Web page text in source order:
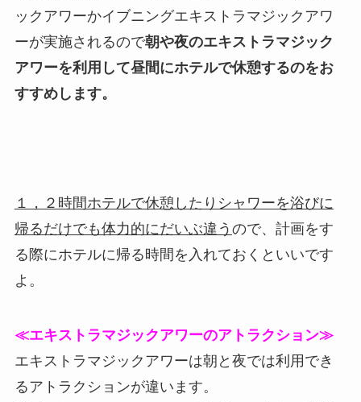
ックアワーかイブニングエキストラマジックアワ
ーが実施されるので朝や夜のエキストラマジック
アワーを利用して昼間にホテルで休憩するのをお
すすめします。
１，２時間ホテルで休憩したりシャワーを浴びに
帰るだけでも体力的にだいぶ違う ので、計画をす
る際にホテルに帰る時間を入れておくといいです
よ。
≪エキストラマジックアワーのアトラクション≫
エキストラマジックアワーは朝と夜では利用でき
るアトラクションが違います。